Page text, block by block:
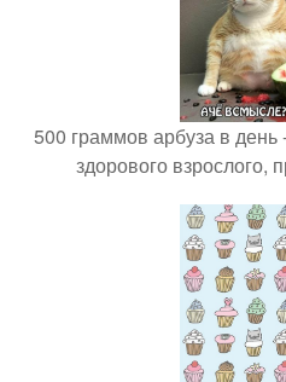
500 граммов арбуза в
здорового взрослого,